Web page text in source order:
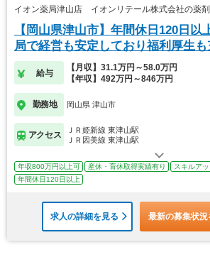
イオン薬局津山店 イオンリテール株式会社の薬
【岡山県津山市】年間休日120日
局で経営も安定しており福利厚生も
給与
【月収】31.1万円～58.0万円
【年収】492万円～846万円
勤務地 岡山県 津山市
アクセス
ＪＲ姫新線 東津山駅
ＪＲ因美線 東津山駅
年収800万円以上可 産休・育休取得実績有り スキルア
年間休日120日以上
求人の詳細を見る 最新の募集状